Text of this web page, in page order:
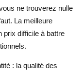
2025
sur AliExpress en
ne trouverez nulle
La meilleure
prix difficile à battre
: la qualité des